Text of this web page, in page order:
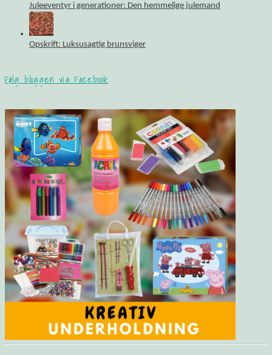
Juleeventyr i generationer: Den hemmelige julemand
Opskrift: Luksusagtig brunsviger
Følg bloggen via Facebook